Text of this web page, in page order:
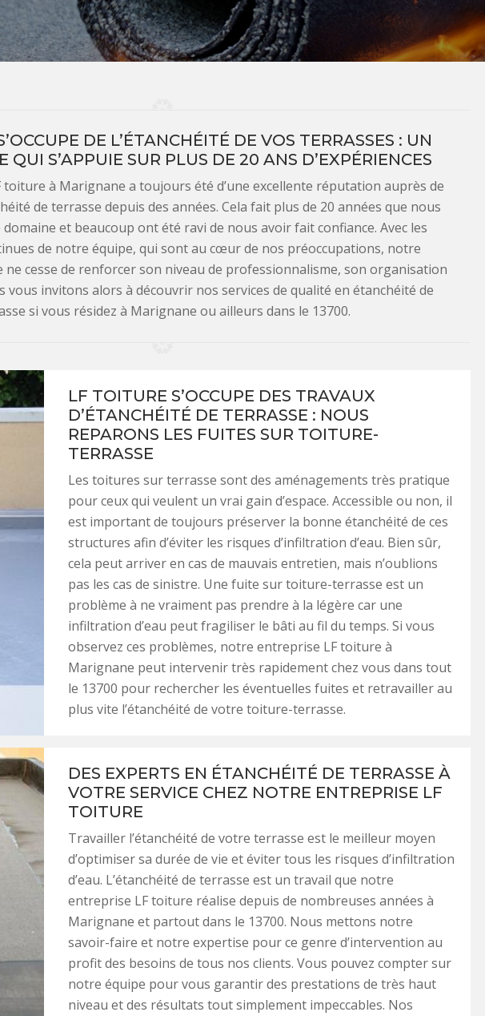
DE L’ÉTANCHÉITÉ DE VOS TERRASSES : UN
QUI S’APPUIE SUR PLUS DE 20 ANS D’EXPÉRIENCES
à Marignane a toujours été d’une excellente réputation auprès de
de terrasse depuis des années. Cela fait plus de 20 années que nous
domaine et beaucoup ont été ravi de nous avoir fait confiance. Avec les
de notre équipe, qui sont au cœur de nos préoccupations, notre
cesse de renforcer son niveau de professionnalisme, son organisation
vous invitons alors à découvrir nos services de qualité en étanchéité de
si vous résidez à Marignane ou ailleurs dans le 13700.
LF TOITURE S’OCCUPE DES TRAVAUX
D’ÉTANCHÉITÉ DE TERRASSE : NOUS
REPARONS LES FUITES SUR TOITURE-
TERRASSE
Les toitures sur terrasse sont des aménagements très pratique
pour ceux qui veulent un vrai gain d’espace. Accessible ou non, il
est important de toujours préserver la bonne étanchéité de ces
structures afin d’éviter les risques d’infiltration d’eau. Bien sûr,
cela peut arriver en cas de mauvais entretien, mais n’oublions
pas les cas de sinistre. Une fuite sur toiture-terrasse est un
problème à ne vraiment pas prendre à la légère car une
infiltration d’eau peut fragiliser le bâti au fil du temps. Si vous
observez ces problèmes, notre entreprise LF toiture à
Marignane peut intervenir très rapidement chez vous dans tout
le 13700 pour rechercher les éventuelles fuites et retravailler au
plus vite l’étanchéité de votre toiture-terrasse.
DES EXPERTS EN ÉTANCHÉITÉ DE TERRASSE À
VOTRE SERVICE CHEZ NOTRE ENTREPRISE LF
TOITURE
Travailler l’étanchéité de votre terrasse est le meilleur moyen
d’optimiser sa durée de vie et éviter tous les risques d’infiltration
d’eau. L’étanchéité de terrasse est un travail que notre
entreprise LF toiture réalise depuis de nombreuses années à
Marignane et partout dans le 13700. Nous mettons notre
savoir-faire et notre expertise pour ce genre d’intervention au
profit des besoins de tous nos clients. Vous pouvez compter sur
notre équipe pour vous garantir des prestations de très haut
niveau et des résultats tout simplement impeccables. Nos